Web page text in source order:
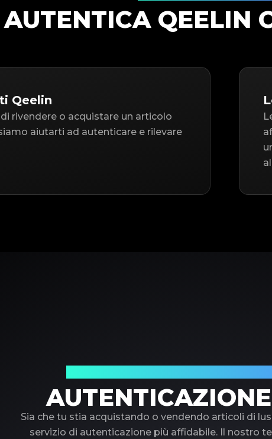
AUTENTICA QEELIN
Qeelin
rivendere o acquistare un articolo
aiutarti ad autenticare e rilevare
Sia che tu stia acquistando o vendendo articoli di
servizio di autenticazione più affidabile. Il nostro